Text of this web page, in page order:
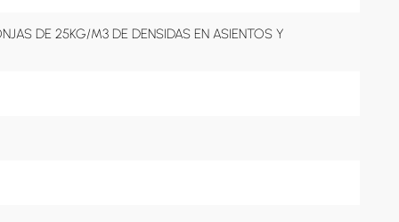
DE 25KG/M3 DE DENSIDAS EN ASIENTOS Y